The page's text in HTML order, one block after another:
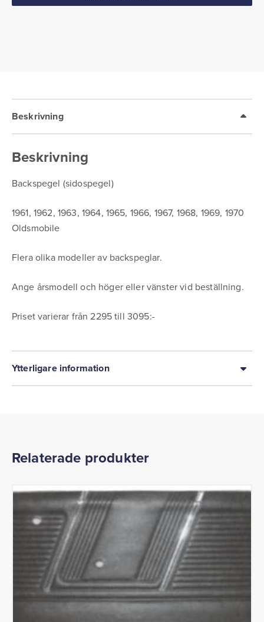
Beskrivning
Beskrivning
Backspegel (sidospegel)
1961, 1962, 1963, 1964, 1965, 1966, 1967, 1968, 1969, 1970
Oldsmobile
Flera olika modeller av backspeglar.
Ange årsmodell och höger eller vänster vid beställning.
Priset varierar från 2295 till 3095:-
Ytterligare information
Relaterade produkter